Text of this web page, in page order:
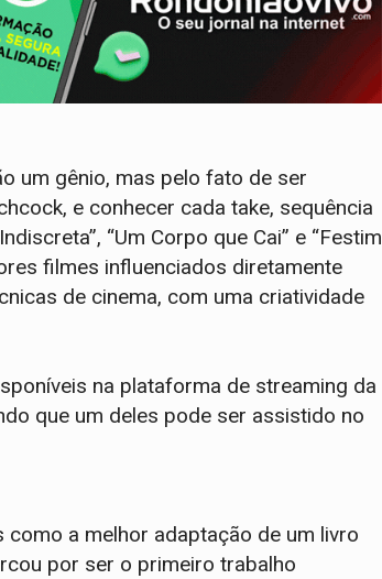
um gênio, mas pelo fato de ser
e conhecer cada take, sequência
“Um Corpo que Cai” e “Festim
filmes influenciados diretamente
de cinema, com uma criatividade
na plataforma de streaming da
que um deles pode ser assistido no
a melhor adaptação de um livro
por ser o primeiro trabalho